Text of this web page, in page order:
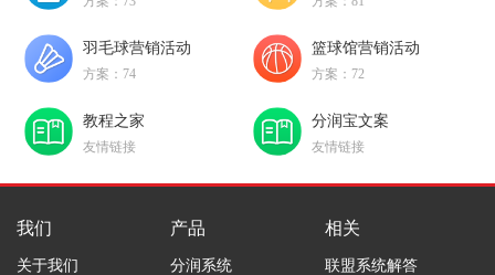
羽毛球营销活动
方案：74
篮球馆营销活动
方案：72
教程之家
友情链接
分润宝文案
友情链接
我们
关于我们
产品
分润系统
相关
联盟系统解答